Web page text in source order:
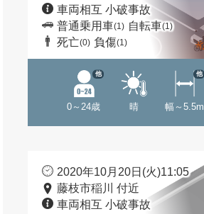
車両相互 小破事故
普通乗用車(1) 自転車(1)
死亡(0) 負傷(1)
0～24歳
他
晴 幅～5.5m
他
2020年10月20日(火)11:05
藤枝市稲川 付近
車両相互 小破事故